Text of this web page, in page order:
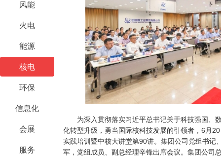
风能
火电
能源
核电
环保
信息化
会展
服务
为深入贯彻落实习近平总书记关于科技强国、
化转型升级，勇当国际核科技发展的引领者，6月
实践培训暨中核大讲堂第90讲。集团公司党组书记
军，党组成员、副总经理辛锋出席会议。集团公司